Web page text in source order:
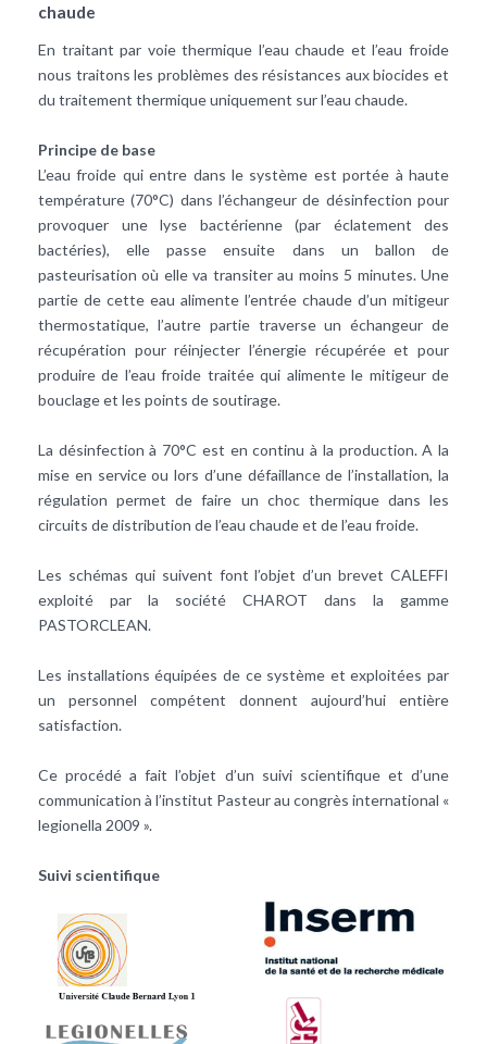
chaude
En traitant par voie thermique l’eau chaude et l’eau froide
nous traitons les problèmes des résistances aux biocides et
du traitement thermique uniquement sur l’eau chaude.
Principe de base
L’eau froide qui entre dans le système est portée à haute
température (70°C) dans l’échangeur de désinfection pour
provoquer une lyse bactérienne (par éclatement des
bactéries), elle passe ensuite dans un ballon de
pasteurisation où elle va transiter au moins 5 minutes. Une
partie de cette eau alimente l’entrée chaude d’un mitigeur
thermostatique, l’autre partie traverse un échangeur de
récupération pour réinjecter l’énergie récupérée et pour
produire de l’eau froide traitée qui alimente le mitigeur de
bouclage et les points de soutirage.
La désinfection à 70°C est en continu à la production. A la
mise en service ou lors d’une défaillance de l’installation, la
régulation permet de faire un choc thermique dans les
circuits de distribution de l’eau chaude et de l’eau froide.
Les schémas qui suivent font l’objet d’un brevet CALEFFI
exploité par la société CHAROT dans la gamme
PASTORCLEAN.
Les installations équipées de ce système et exploitées par
un personnel compétent donnent aujourd’hui entière
satisfaction.
Ce procédé a fait l’objet d’un suivi scientifique et d’une
communication à l’institut Pasteur au congrès international «
legionella 2009 ».
Suivi scientifique